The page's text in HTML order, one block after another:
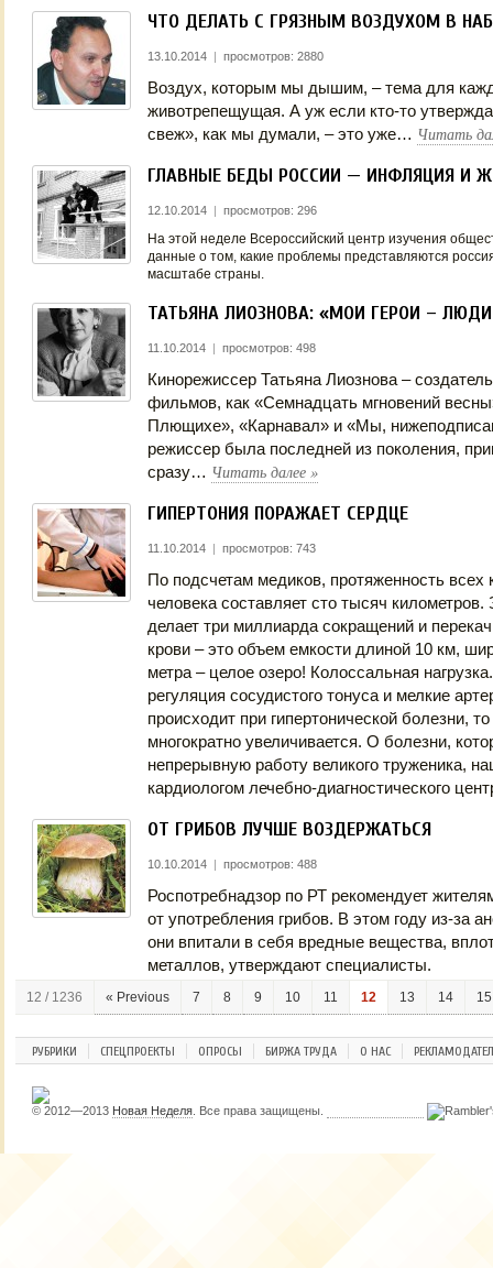
ЧТО ДЕЛАТЬ С ГРЯЗНЫМ ВОЗДУХОМ В
13.10.2014 | просмотров: 2880
Воздух, которым мы дышим, – тема для
животрепещущая. А уж если кто-то
свеж», как мы думали, – это уже… Читать
ГЛАВНЫЕ БЕДЫ РОССИИ — ИНФЛЯЦИЯ И
12.10.2014 | просмотров: 296
На этой неделе Всероссийский центр изучения
данные о том, какие проблемы представляются
масштабе страны.
ТАТЬЯНА ЛИОЗНОВА: «МОИ ГЕРОИ –
11.10.2014 | просмотров: 498
Кинорежиссер Татьяна Лиознова –
фильмов, как «Семнадцать мгновений
Плющихе», «Карнавал» и «Мы,
режиссер была последней из поколения,
сразу… Читать далее »
ГИПЕРТОНИЯ ПОРАЖАЕТ СЕРДЦЕ
11.10.2014 | просмотров: 743
По подсчетам медиков, протяженность всех
человека составляет сто тысяч
делает три миллиарда сокращений и
крови – это объем емкости длиной 10 км,
метра – целое озеро! Колоссальная
регуляция сосудистого тонуса и мелкие
происходит при гипертонической болезни,
многократно увеличивается. О болезни,
непрерывную работу великого труженика,
кардиологом лечебно-диагностического
ОТ ГРИБОВ ЛУЧШЕ ВОЗДЕРЖАТЬСЯ
10.10.2014 | просмотров: 488
Роспотребнадзор по РТ рекомендует
от употребления грибов. В этом году из-за
они впитали в себя вредные вещества,
металлов, утверждают специалисты.
12 / 1236 « Previous 7 8 9 10 11 12 13 14 15
РУБРИКИ СПЕЦПРОЕКТЫ ОПРОСЫ БИРЖА ТРУДА О НАС
© 2012—2013 Новая Неделя . Все права защищены.